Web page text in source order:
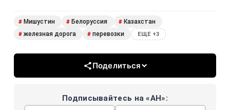
# Мишустин # Белоруссия # Казахстан
# железная дорога # перевозки ЕЩЕ +3
Поделиться
Подписывайтесь на «АН»: